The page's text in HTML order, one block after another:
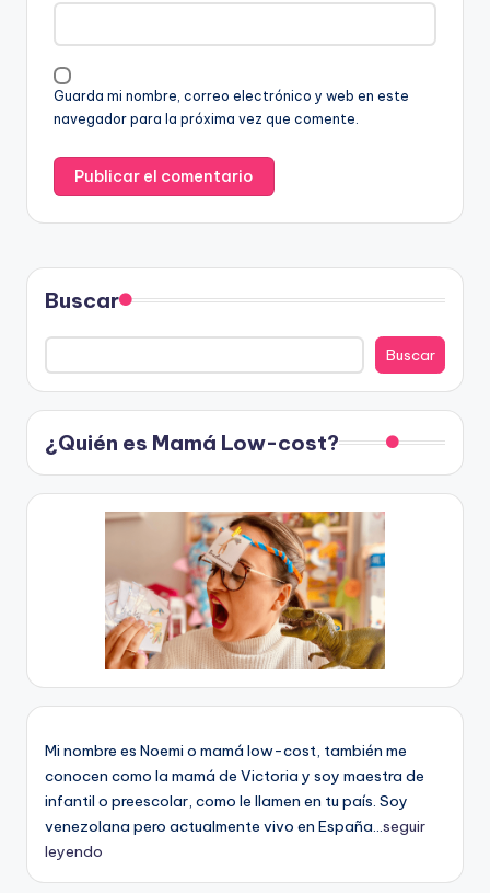
Guarda mi nombre, correo electrónico y web en este
navegador para la próxima vez que comente.
Buscar
Buscar
¿Quién es Mamá Low-cost?
Mi nombre es Noemi o mamá low-cost, también me
conocen como la mamá de Victoria y soy maestra de
infantil o preescolar, como le llamen en tu país. Soy
venezolana pero actualmente vivo en España...seguir
leyendo